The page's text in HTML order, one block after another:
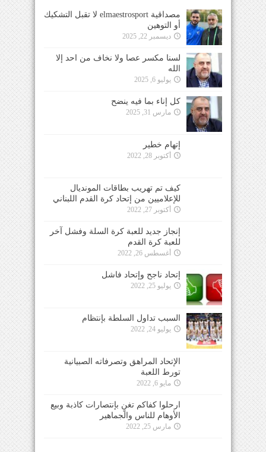
مصداقية elmaestrosport لا تقبل التشكيك
أو التوهين
ديسمبر 22, 2025
لسنا مكسر عصا ولا نخاف من احد إلا
الله
يوليو 6, 2025
كل إناء بما فيه ينضح
مارس 31, 2025
إتهام خطير
أكتوبر 28, 2022
كيف تم تهريب بطاقات المونديال
للإعلاميين من إتحاد كرة القدم اللبناني
أكتوبر 27, 2022
إنجاز جديد للعبة كرة السلة وفشل آخر
للعبة كرة القدم
أغسطس 26, 2022
إتحاد ناجح وإتحاد فاشل
يوليو 25, 2022
السبب تداول السلطة بإنتظام
يوليو 24, 2022
الإتحاد المراهق وتصرفاته الصبيانية
تورط اللعبة
مايو 6, 2022
ارحلوا كفاكم تغنٍ بإنتصارات كاذبة وبيع
الأوهام للناس والجماهير
مارس 25, 2022